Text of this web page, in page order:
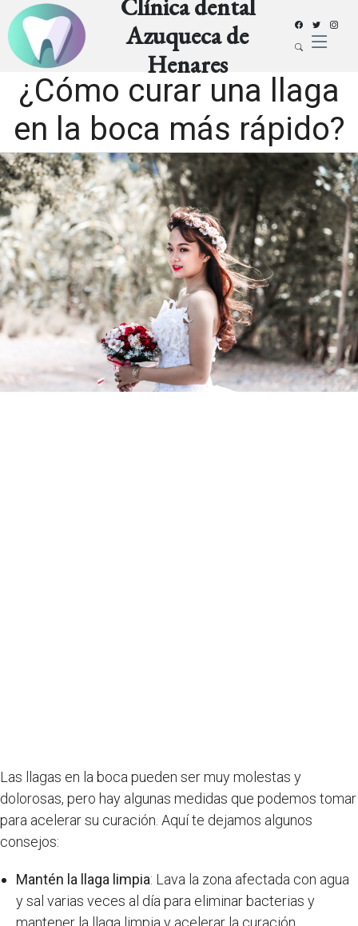
Clínica dental
Azuqueca de
Henares
¿Cómo curar una llaga
en la boca más rápido?
Las llagas en la boca pueden ser muy molestas y
dolorosas, pero hay algunas medidas que podemos tomar
para acelerar su curación. Aquí te dejamos algunos
consejos:
Mantén la llaga limpia: Lava la zona afectada con agua
y sal varias veces al día para eliminar bacterias y
mantener la llaga limpia y acelerar la curación.